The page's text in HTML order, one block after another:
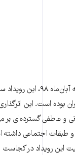
فارغ از نتایج سیاسی واقعه
بوده است. این
و عاطفی گسترده‌ای بر
طبقات اجتماعی
این رویداد در